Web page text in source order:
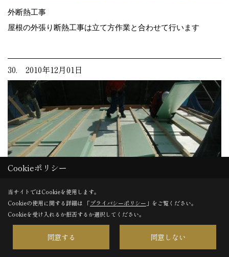
外断熱工事
屋根の外張り断熱工事は立て方作業と合わせて行います
30. 2010年12月01日
Cookieポリシー
当サイトではCookieを使用します。
Cookieの使用に関する詳細は 「プライバシーポリシー 」をご覧ください。
Cookieを受け入れるか拒否するか選択してください。
同意する 同意しない